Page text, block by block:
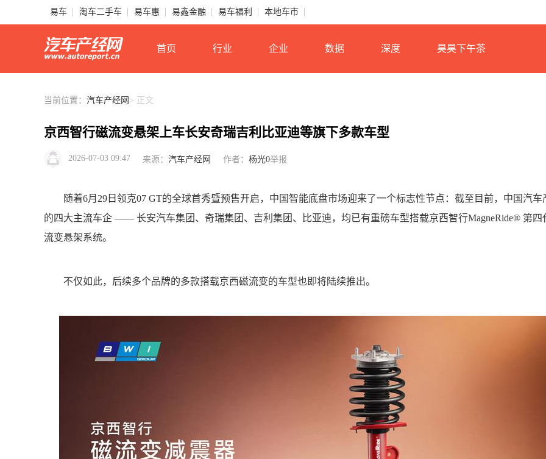
易车 淘车二手车 易车惠 易鑫金融 易车福利 本地车市
首页 行业 企业 数据 深度 昊昊下午茶
当前位置： 汽车产经网 > 正文
京西智行磁流变悬架上车长安奇瑞吉利比亚迪等旗下多款车型
2026-07-03 09:47 来源： 汽车产经网 作者： 杨光0举报
随着6月29日领克07 GT的全球首秀暨预售开启，中国智能底盘市场迎来了一个标志性节点：截至目前，中国汽车
的四大主流车企 —— 长安汽车集团、奇瑞集团、吉利集团、比亚迪，均已有重磅车型搭载京西智行MagneRide® 第四
流变悬架系统。
不仅如此，后续多个品牌的多款搭载京西磁流变的车型也即将陆续推出。